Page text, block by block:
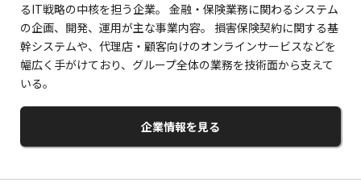
るIT戦略の中核を担う企業。 金融・保険業務に関わるシステム
の企画、開発、運用が主な事業内容。 損害保険契約に関する基
幹システムや、代理店・顧客向けのオンラインサービスなどを
幅広く手がけており、グループ全体の業務を技術面から支えて
いる。
企業情報を見る